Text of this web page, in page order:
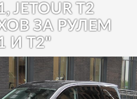
JETOUR T2
ЗА РУЛЕМ
И T2"